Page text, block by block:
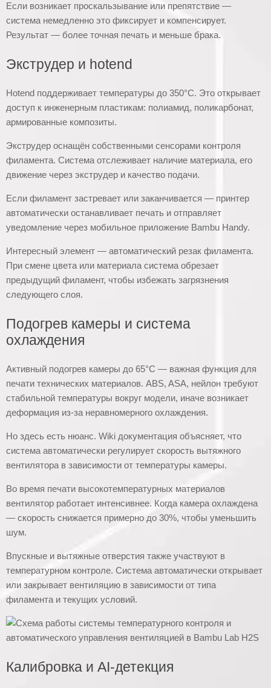
Если возникает проскальзывание или препятствие —
система немедленно это фиксирует и компенсирует.
Результат — более точная печать и меньше брака.
Экструдер и hotend
Hotend поддерживает температуры до 350°C. Это открывает
доступ к инженерным пластикам: полиамид, поликарбонат,
армированные композиты.
Экструдер оснащён собственными сенсорами контроля
филамента. Система отслеживает наличие материала, его
движение через экструдер и качество подачи.
Если филамент застревает или заканчивается — принтер
автоматически останавливает печать и отправляет
уведомление через мобильное приложение Bambu Handy.
Интересный элемент — автоматический резак филамента.
При смене цвета или материала система обрезает
предыдущий филамент, чтобы избежать загрязнения
следующего слоя.
Подогрев камеры и система
охлаждения
Активный подогрев камеры до 65°C — важная функция для
печати технических материалов. ABS, ASA, нейлон требуют
стабильной температуры вокруг модели, иначе возникает
деформация из-за неравномерного охлаждения.
Но здесь есть нюанс. Wiki документация объясняет, что
система автоматически регулирует скорость вытяжного
вентилятора в зависимости от температуры камеры.
Во время печати высокотемпературных материалов
вентилятор работает интенсивнее. Когда камера охлаждена
— скорость снижается примерно до 30%, чтобы уменьшить
шум.
Впускные и вытяжные отверстия также участвуют в
температурном контроле. Система автоматически открывает
или закрывает вентиляцию в зависимости от типа
филамента и текущих условий.
Калибровка и AI-детекция